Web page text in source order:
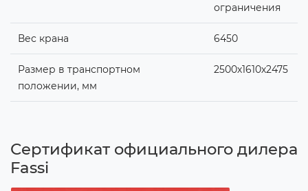
ограничения
Вес крана 6450
Размер в транспортном
положении, мм
2500х1610х2475
Сертификат официального дилера
Fassi